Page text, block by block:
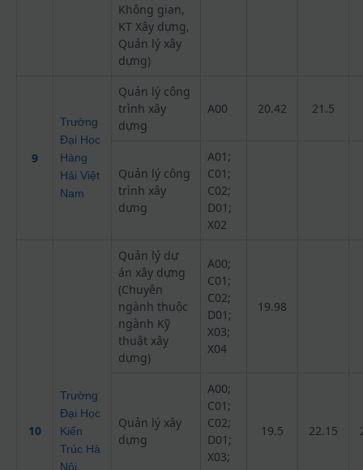
Không gian,
KT Xây dựng,
Quản lý xây
dựng)
9
Trường
Đại Học
Hàng
Hải Việt
Nam
Quản lý công
trình xây
dựng
A00 20.42 21.5
Quản lý công
trình xây
dựng
A01;
C01;
C02;
D01;
X02
10
Trường
Đại Học
Kiến
Trúc Hà
Nội
Quản lý dự
án xây dựng
(Chuyên
ngành thuộc
ngành Kỹ
thuật xây
dựng)
A00;
C01;
C02;
D01;
X03;
X04
19.98
Quản lý xây
dựng
A00;
C01;
C02;
D01;
X03;
19.5 22.15